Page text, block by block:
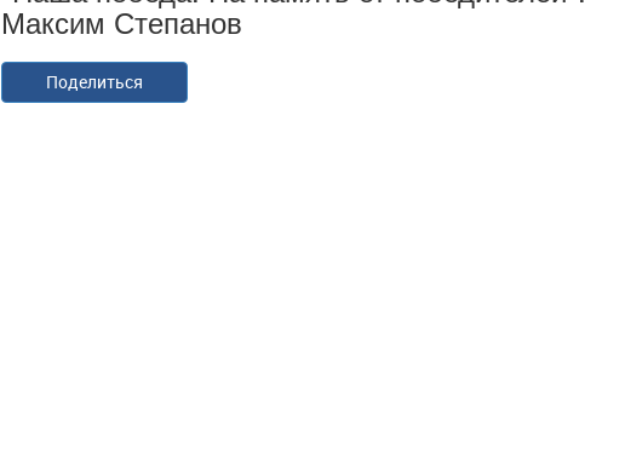
Максим Степанов
Поделиться